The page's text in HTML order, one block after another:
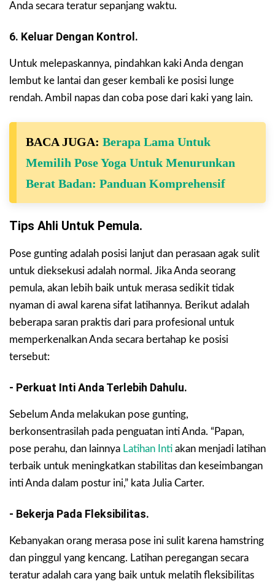
Anda secara teratur sepanjang waktu.
6. Keluar Dengan Kontrol.
Untuk melepaskannya, pindahkan kaki Anda dengan
lembut ke lantai dan geser kembali ke posisi lunge
rendah. Ambil napas dan coba pose dari kaki yang lain.
BACA JUGA: Berapa Lama Untuk
Memilih Pose Yoga Untuk Menurunkan
Berat Badan: Panduan Komprehensif
Tips Ahli Untuk Pemula.
Pose gunting adalah posisi lanjut dan perasaan agak sulit
untuk dieksekusi adalah normal. Jika Anda seorang
pemula, akan lebih baik untuk merasa sedikit tidak
nyaman di awal karena sifat latihannya. Berikut adalah
beberapa saran praktis dari para profesional untuk
memperkenalkan Anda secara bertahap ke posisi
tersebut:
- Perkuat Inti Anda Terlebih Dahulu.
Sebelum Anda melakukan pose gunting,
berkonsentrasilah pada penguatan inti Anda. “Papan,
pose perahu, dan lainnya Latihan Inti akan menjadi latihan
terbaik untuk meningkatkan stabilitas dan keseimbangan
inti Anda dalam postur ini,” kata Julia Carter.
- Bekerja Pada Fleksibilitas.
Kebanyakan orang merasa pose ini sulit karena hamstring
dan pinggul yang kencang. Latihan peregangan secara
teratur adalah cara yang baik untuk melatih fleksibilitas